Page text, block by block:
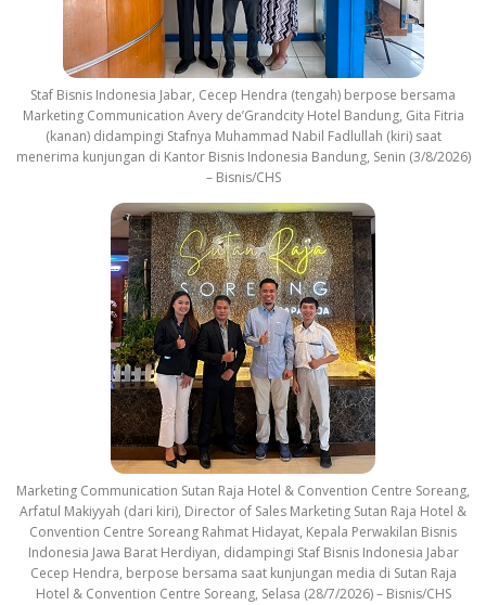
Staf Bisnis Indonesia Jabar, Cecep Hendra (tengah) berpose bersama
Marketing Communication Avery de’Grandcity Hotel Bandung, Gita Fitria
(kanan) didampingi Stafnya Muhammad Nabil Fadlullah (kiri) saat
menerima kunjungan di Kantor Bisnis Indonesia Bandung, Senin (3/8/2026)
– Bisnis/CHS
Marketing Communication Sutan Raja Hotel & Convention Centre Soreang,
Arfatul Makiyyah (dari kiri), Director of Sales Marketing Sutan Raja Hotel &
Convention Centre Soreang Rahmat Hidayat, Kepala Perwakilan Bisnis
Indonesia Jawa Barat Herdiyan, didampingi Staf Bisnis Indonesia Jabar
Cecep Hendra, berpose bersama saat kunjungan media di Sutan Raja
Hotel & Convention Centre Soreang, Selasa (28/7/2026) – Bisnis/CHS